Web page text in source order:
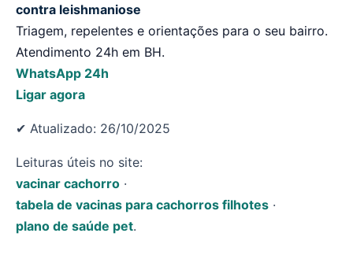
contra leishmaniose
Triagem, repelentes e orientações para o seu bairro.
Atendimento 24h em BH.
WhatsApp 24h
Ligar agora
✔ Atualizado: 26/10/2025
Leituras úteis no site:
vacinar cachorro ·
tabela de vacinas para cachorros filhotes ·
plano de saúde pet.